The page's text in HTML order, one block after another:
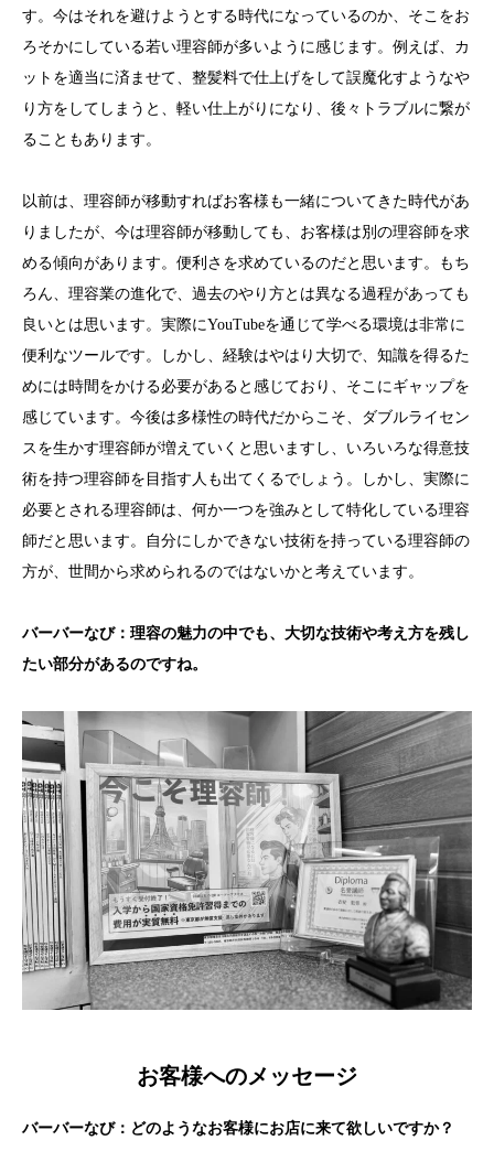
す。今はそれを避けようとする時代になっているのか、そこをお
ろそかにしている若い理容師が多いように感じます。例えば、カ
ットを適当に済ませて、整髪料で仕上げをして誤魔化すようなや
り方をしてしまうと、軽い仕上がりになり、後々トラブルに繋が
ることもあります。
以前は、理容師が移動すればお客様も一緒についてきた時代があ
りましたが、今は理容師が移動しても、お客様は別の理容師を求
める傾向があります。便利さを求めているのだと思います。もち
ろん、理容業の進化で、過去のやり方とは異なる過程があっても
良いとは思います。実際にYouTubeを通じて学べる環境は非常に
便利なツールです。しかし、経験はやはり大切で、知識を得るた
めには時間をかける必要があると感じており、そこにギャップを
感じています。今後は多様性の時代だからこそ、ダブルライセン
スを生かす理容師が増えていくと思いますし、いろいろな得意技
術を持つ理容師を目指す人も出てくるでしょう。しかし、実際に
必要とされる理容師は、何か一つを強みとして特化している理容
師だと思います。自分にしかできない技術を持っている理容師の
方が、世間から求められるのではないかと考えています。
バーバーなび：理容の魅力の中でも、大切な技術や考え方を残し
たい部分があるのですね。
お客様へのメッセージ
バーバーなび：どのようなお客様にお店に来て欲しいですか？